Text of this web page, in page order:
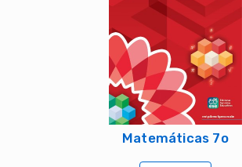
Matemáticas 7o